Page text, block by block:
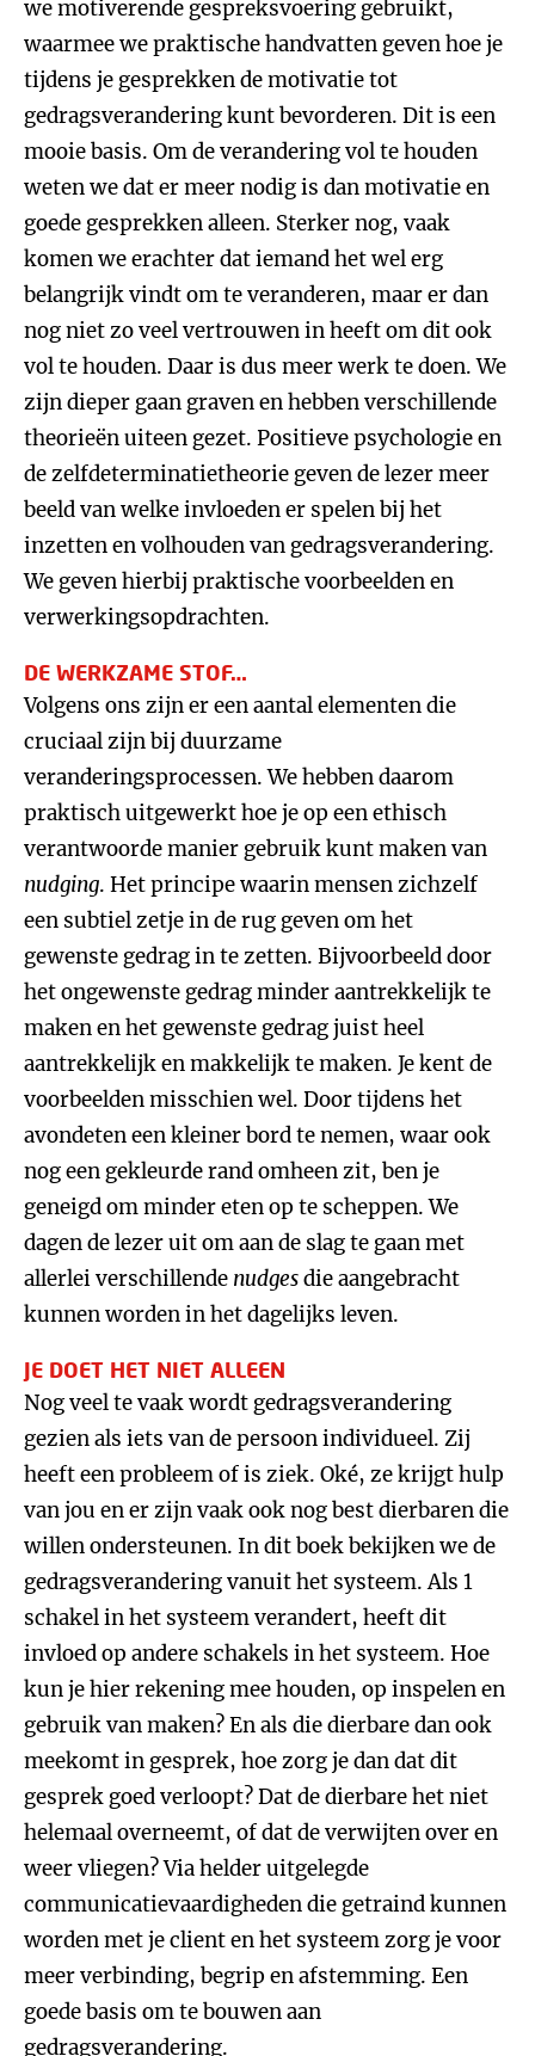
we motiverende gespreksvoering gebruikt,
waarmee we praktische handvatten geven hoe je
tijdens je gesprekken de motivatie tot
gedragsverandering kunt bevorderen. Dit is een
mooie basis. Om de verandering vol te houden
weten we dat er meer nodig is dan motivatie en
goede gesprekken alleen. Sterker nog, vaak
komen we erachter dat iemand het wel erg
belangrijk vindt om te veranderen, maar er dan
nog niet zo veel vertrouwen in heeft om dit ook
vol te houden. Daar is dus meer werk te doen. We
zijn dieper gaan graven en hebben verschillende
theorieën uiteen gezet. Positieve psychologie en
de zelfdeterminatietheorie geven de lezer meer
beeld van welke invloeden er spelen bij het
inzetten en volhouden van gedragsverandering.
We geven hierbij praktische voorbeelden en
verwerkingsopdrachten.
DE WERKZAME STOF…
Volgens ons zijn er een aantal elementen die
cruciaal zijn bij duurzame
veranderingsprocessen. We hebben daarom
praktisch uitgewerkt hoe je op een ethisch
verantwoorde manier gebruik kunt maken van
nudging. Het principe waarin mensen zichzelf
een subtiel zetje in de rug geven om het
gewenste gedrag in te zetten. Bijvoorbeeld door
het ongewenste gedrag minder aantrekkelijk te
maken en het gewenste gedrag juist heel
aantrekkelijk en makkelijk te maken. Je kent de
voorbeelden misschien wel. Door tijdens het
avondeten een kleiner bord te nemen, waar ook
nog een gekleurde rand omheen zit, ben je
geneigd om minder eten op te scheppen. We
dagen de lezer uit om aan de slag te gaan met
allerlei verschillende nudgesdie aangebracht
kunnen worden in het dagelijks leven.
JE DOET HET NIET ALLEEN
Nog veel te vaak wordt gedragsverandering
gezien als iets van de persoon individueel. Zij
heeft een probleem of is ziek. Oké, ze krijgt hulp
van jou en er zijn vaak ook nog best dierbaren die
willen ondersteunen. In dit boek bekijken we de
gedragsverandering vanuit het systeem. Als 1
schakel in het systeem verandert, heeft dit
invloed op andere schakels in het systeem. Hoe
kun je hier rekening mee houden, op inspelen en
gebruik van maken? En als die dierbare dan ook
meekomt in gesprek, hoe zorg je dan dat dit
gesprek goed verloopt? Dat de dierbare het niet
helemaal overneemt, of dat de verwijten over en
weer vliegen? Via helder uitgelegde
communicatievaardigheden die getraind kunnen
worden met je client en het systeem zorg je voor
meer verbinding, begrip en afstemming. Een
goede basis om te bouwen aan
gedragsverandering.